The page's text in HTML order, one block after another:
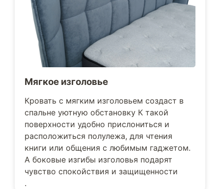
Мягкое изголовье
Кровать с мягким изголовьем создаст в
спальне уютную обстановку К такой
поверхности удобно прислониться и
расположиться полулежа, для чтения
книги или общения с любимым гаджетом.
А боковые изгибы изголовья подарят
чувство спокойствия и защищенности
.